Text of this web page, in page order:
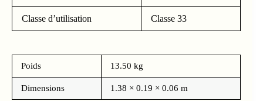
Classe d’utilisation Classe 33
Poids 13.50 kg
Dimensions 1.38 × 0.19 × 0.06 m